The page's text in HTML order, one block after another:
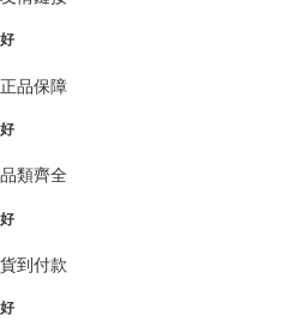
好
正品保障
好
品類齊全
好
貨到付款
好